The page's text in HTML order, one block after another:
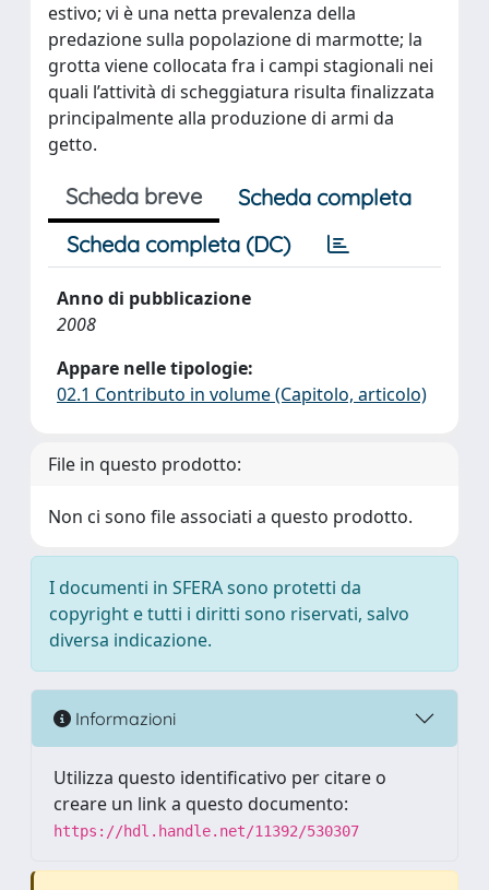
estivo; vi è una netta prevalenza della
predazione sulla popolazione di marmotte; la
grotta viene collocata fra i campi stagionali nei
quali l’attività di scheggiatura risulta finalizzata
principalmente alla produzione di armi da
getto.
Scheda breve
Scheda completa
Scheda completa (DC)
Anno di pubblicazione
2008
Appare nelle tipologie:
02.1 Contributo in volume (Capitolo, articolo)
File in questo prodotto:
Non ci sono file associati a questo prodotto.
I documenti in SFERA sono protetti da
copyright e tutti i diritti sono riservati, salvo
diversa indicazione.
Informazioni
Utilizza questo identificativo per citare o
creare un link a questo documento:
https://hdl.handle.net/11392/530307